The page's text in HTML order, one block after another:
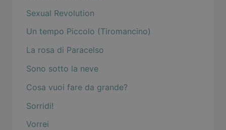
Sexual Revolution
Un tempo Piccolo (Tiromancino)
La rosa di Paracelso
Sono sotto la neve
Cosa vuoi fare da grande?
Sorridi!
Vorrei